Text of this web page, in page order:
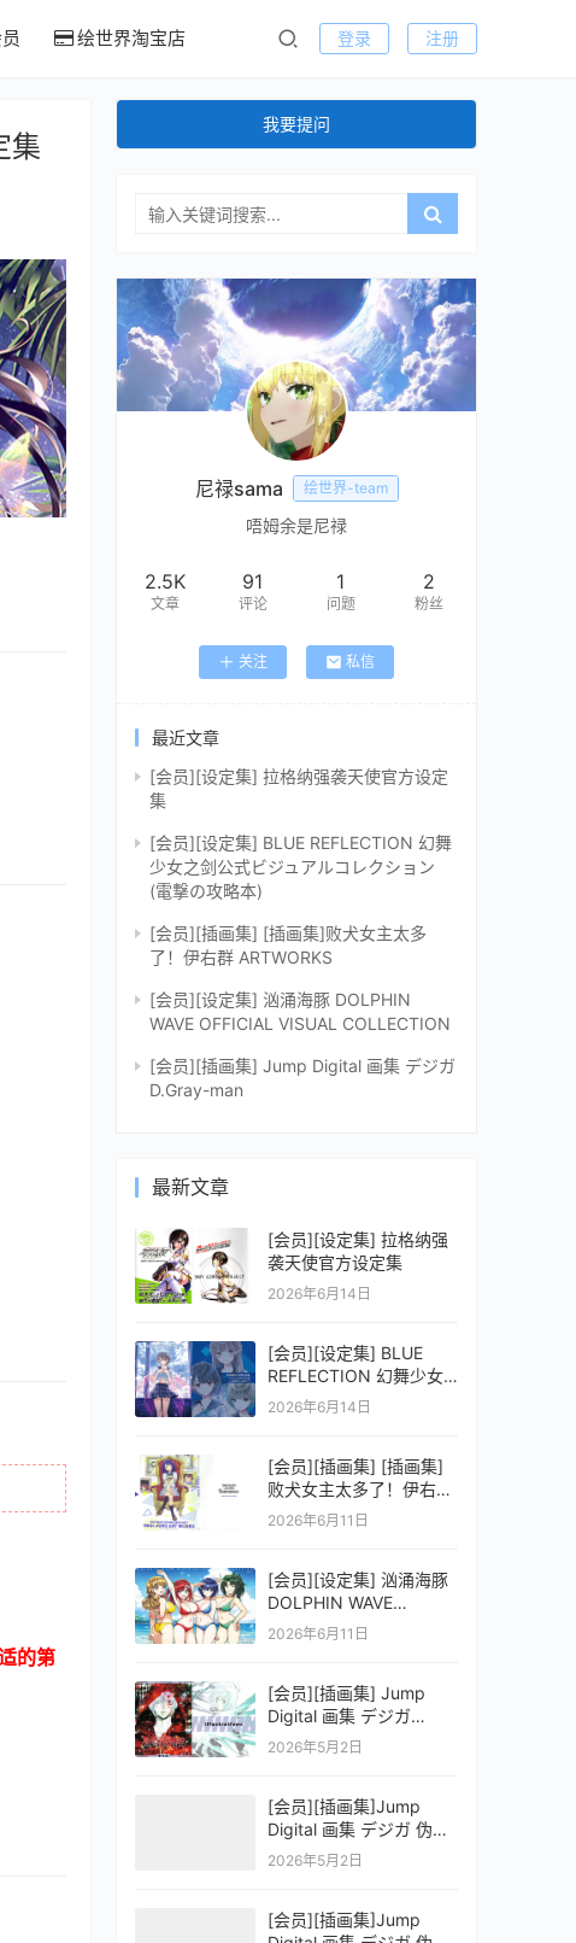
绘世界淘宝店 登录 注册
集
的第
我要提问
尼禄sama 绘世界-team
唔姆余是尼禄
2.5K
文章
91
评论
1
问题
2
粉丝
关注 私信
最近文章
[会员][设定集] 拉格纳强袭天使官方设定
集
[会员][设定集] BLUE REFLECTION 幻舞
少女之剑公式ビジュアルコレクション
(電撃の攻略本)
[会员][插画集] [插画集]败犬女主太多
了！伊右群 ARTWORKS
[会员][设定集] 汹涌海豚 DOLPHIN
WAVE OFFICIAL VISUAL COLLECTION
[会员][插画集] Jump Digital 画集 デジガ
D.Gray-man
最新文章
[会员][设定集] 拉格纳强
袭天使官方设定集
2026年6月14日
[会员][设定集] BLUE
REFLECTION 幻舞少女
之剑公式ビジュアルコレ
2026年6月14日
[会员][插画集] [插画集]
败犬女主太多了！伊右群
ARTWORKS
2026年6月11日
[会员][设定集] 汹涌海豚
DOLPHIN WAVE
OFFICIAL VISUAL
2026年6月11日
[会员][插画集] Jump
Digital 画集 デジガ
D.Gray-man
2026年5月2日
[会员][插画集]Jump
Digital 画集 デジガ 伪恋
ニセコイ 3
2026年5月2日
[会员][插画集]Jump